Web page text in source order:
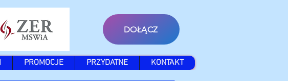
DOŁĄCZ
PROMOCJE PRZYDATNE KONTAKT